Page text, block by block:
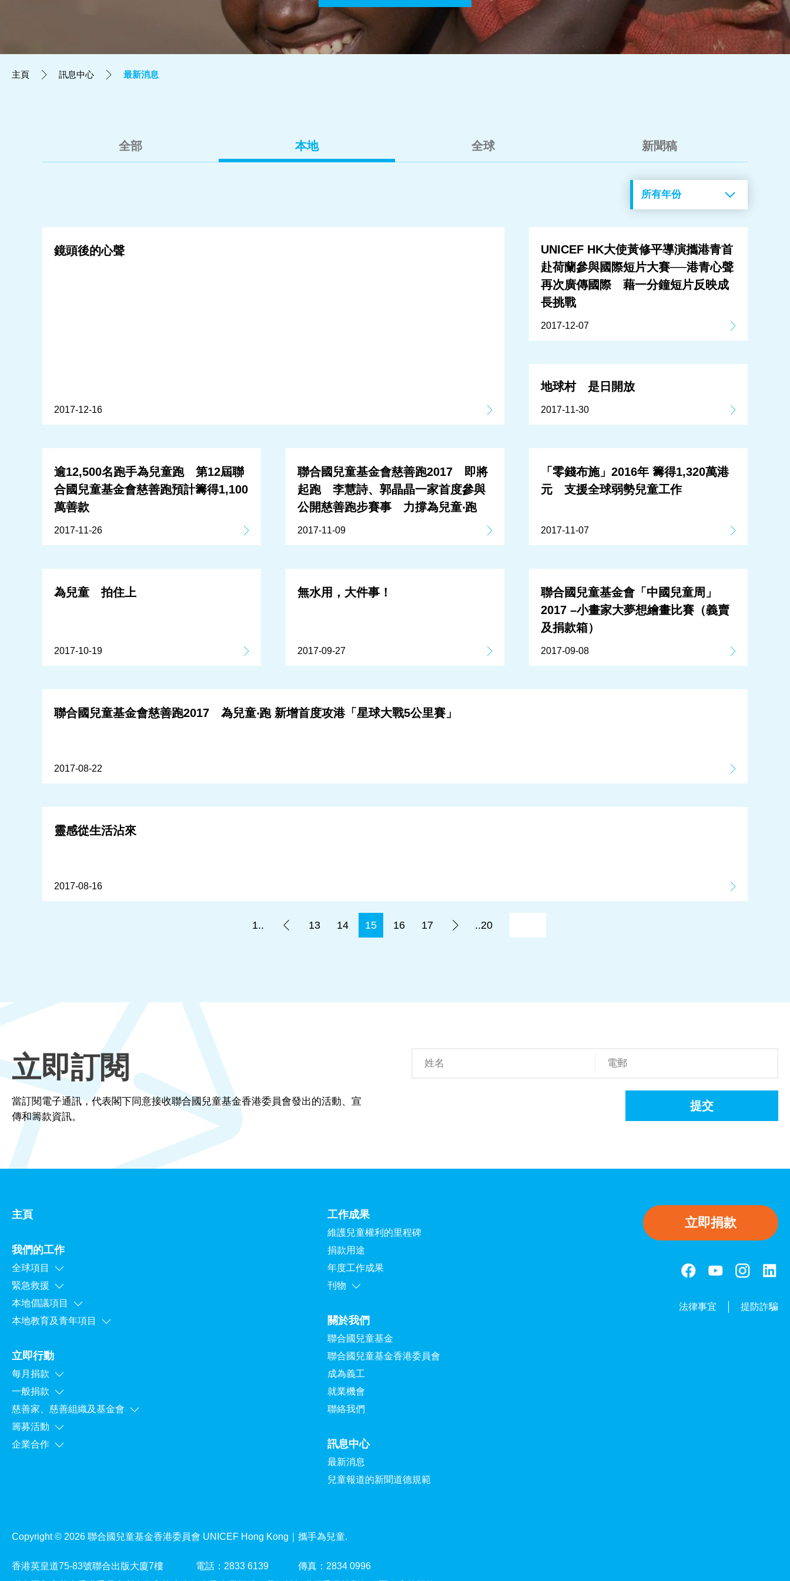
關於我們
主頁 訊息中心 最新消息
全部 本地 全球 新聞稿
鏡頭後的心聲
2017-12-16
UNICEF HK大使黃修平導演攜港青首
赴荷蘭參與國際短片大賽──港青心聲
再次廣傳國際 藉一分鐘短片反映成
長挑戰
2017-12-07
地球村 是日開放
2017-11-30
逾12,500名跑手為兒童跑 第12屆聯
合國兒童基金會慈善跑預計籌得1,100
萬善款
2017-11-26
聯合國兒童基金會慈善跑2017 即將
起跑 李慧詩、郭晶晶一家首度參與
公開慈善跑步賽事 力撐為兒童‧跑
2017-11-09
「零錢布施」2016年 籌得1,320萬港
元 支援全球弱勢兒童工作
2017-11-07
為兒童 拍住上
2017-10-19
無水用，大件事！
2017-09-27
聯合國兒童基金會「中國兒童周」
2017 –小畫家大夢想繪畫比賽（義賣
及捐款箱）
2017-09-08
聯合國兒童基金會慈善跑2017 為兒童‧跑 新增首度攻港「星球大戰5公里賽」
2017-08-22
靈感從生活沾來
2017-08-16
1.. 13 14 15 16 17 ..20
立即訂閱
當訂閱電子通訊，代表閣下同意接收聯合國兒童基金香港委員會發出的活動、宣
傳和籌款資訊。
提交
主頁
我們的工作
全球項目
緊急救援
本地倡議項目
本地教育及青年項目
立即行動
每月捐款
一般捐款
慈善家、慈善組織及基金會
籌募活動
企業合作
工作成果
維護兒童權利的里程碑
捐款用途
年度工作成果
刊物
關於我們
聯合國兒童基金
聯合國兒童基金香港委員會
成為義工
就業機會
聯絡我們
訊息中心
最新消息
兒童報道的新聞道德規範
立即捐款
法律事宜 提防詐騙
Copyright © 2026 聯合國兒童基金香港委員會 UNICEF Hong Kong｜攜手為兒童.
香港英皇道75-83號聯合出版大廈7樓 電話：2833 6139
傳真：2834 0996